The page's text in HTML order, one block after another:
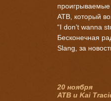
ATB, который
“I don’t wanna
Бесконечная
Slang, за
20 ноября
ATB и Kai